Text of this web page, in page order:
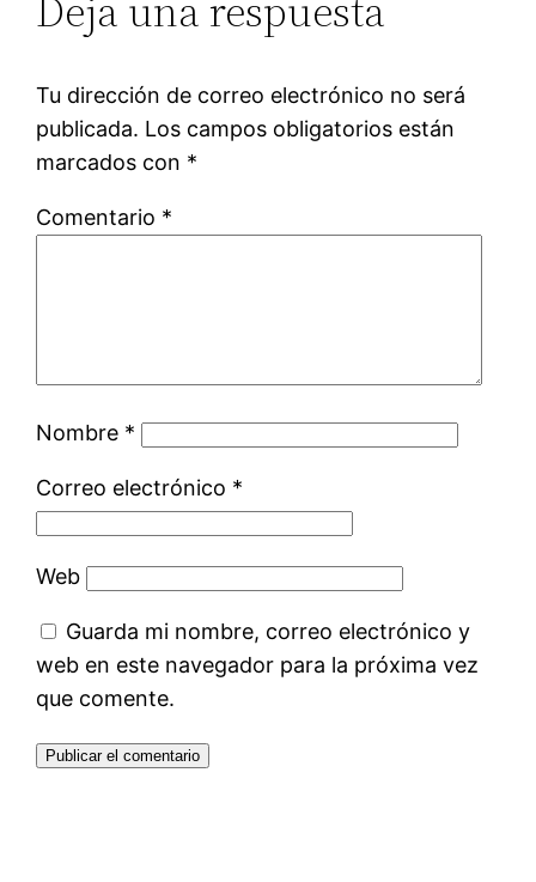
Tu dirección de correo electrónico no será
publicada. Los campos obligatorios están
marcados con *
Comentario *
Nombre *
Correo electrónico *
Web
Guarda mi nombre, correo electrónico y
web en este navegador para la próxima vez
que comente.